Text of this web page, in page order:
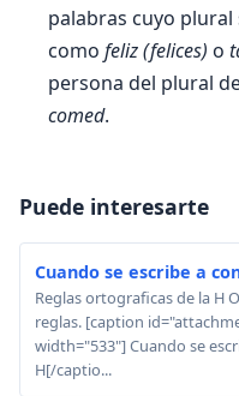
palabras cuyo
como feliz(felices) o
persona del plural
comed.
Puede interesarte
Cuando se escribe a
Reglas ortograficas de la H
reglas. [caption
width="533"] Cuando se
H[/captio...